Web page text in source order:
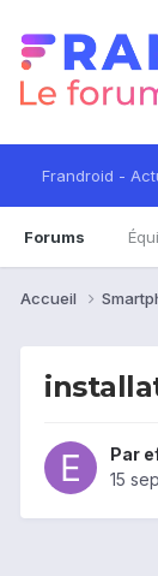
Frandroid -
Forums
Accueil
Par
15